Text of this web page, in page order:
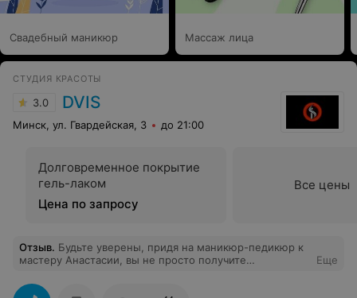
Свадебный маникюр Массаж лица
СТУДИЯ КРАСОТЫ
3.0 DVIS
Минск, ул. Гвардейская, 3 до 21:00
Долговременное покрытие
гель-лаком
Цена по запросу
Все цены
Отзыв. Будьте уверены, придя на маникюр-педикюр к
мастеру Анастасии, вы не просто получите
и релакснёте.Чего только стоит чудный массаж! И это
Еще